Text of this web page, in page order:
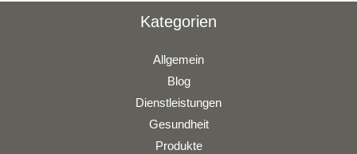
Kategorien
Allgemein
Blog
Dienstleistungen
Gesundheit
Produkte